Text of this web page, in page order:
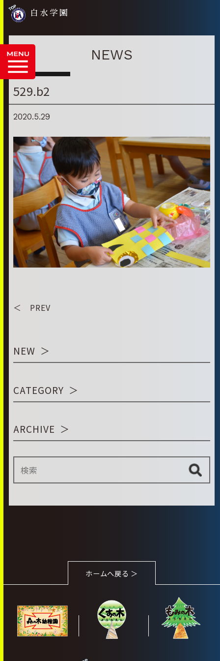
白水学園
NEWS
529.b2
2020.5.29
＜ PREV
NEW
CATEGORY
ARCHIVE
ホームへ戻る ＞